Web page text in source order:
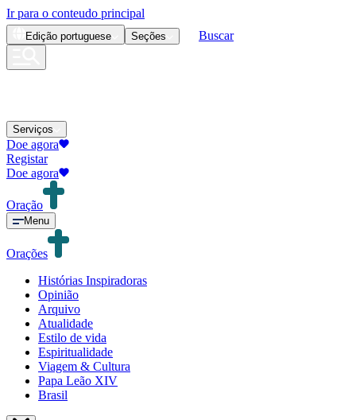
Ir para o conteudo principal
Edição portuguese Seções Buscar
Serviços
Doe agora
Registar
Doe agora
Oração
Menu
Orações
Histórias Inspiradoras
Opinião
Arquivo
Atualidade
Estilo de vida
Espiritualidade
Viagem & Cultura
Papa Leão XIV
Brasil